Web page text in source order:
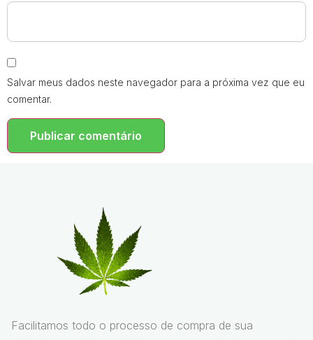
Salvar meus dados neste navegador para a próxima vez que eu
comentar.
Facilitamos todo o processo de compra de sua